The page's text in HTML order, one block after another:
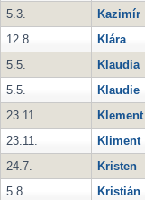
5.3.
Kazimír
12.8.
Klára
5.5.
Klaudia
5.5.
Klaudie
23.11.
Klement
23.11.
Kliment
24.7.
Kristen
5.8.
Kristián